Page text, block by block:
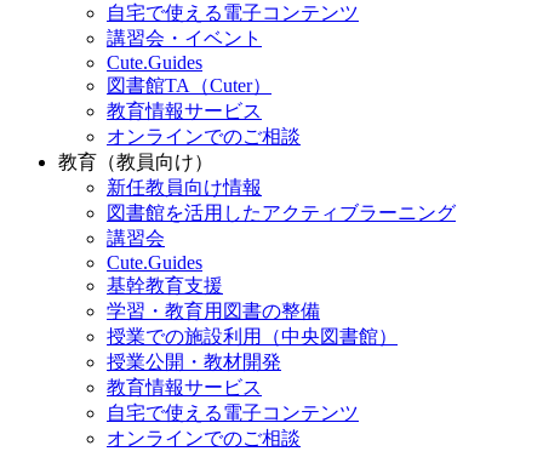
自宅で使える電子コンテンツ
講習会・イベント
Cute.Guides
図書館TA（Cuter）
教育情報サービス
オンラインでのご相談
教育（教員向け）
新任教員向け情報
図書館を活用したアクティブラーニング
講習会
Cute.Guides
基幹教育支援
学習・教育用図書の整備
授業での施設利用（中央図書館）
授業公開・教材開発
教育情報サービス
自宅で使える電子コンテンツ
オンラインでのご相談